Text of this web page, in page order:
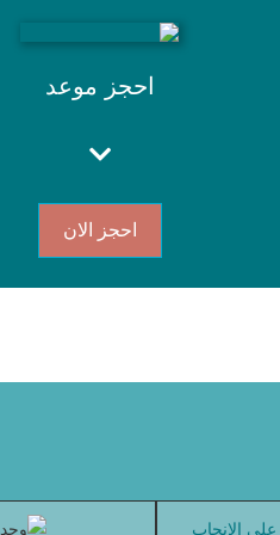
احجز موعد
احجز الان